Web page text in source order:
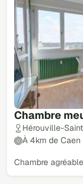
Chambre
Hérouville-
À 4km de Caen
Chambre agréable